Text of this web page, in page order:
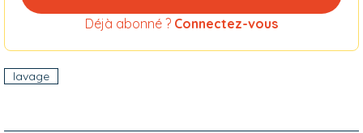
Déjà abonné ? Connectez-vous
lavage